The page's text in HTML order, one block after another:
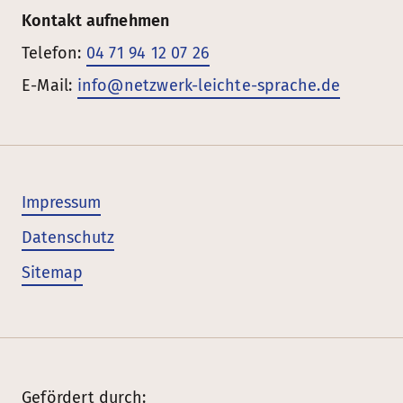
Kontakt aufnehmen
Telefon: 04 71 94 12 07 26
E-Mail: info@netzwerk-leichte-sprache.de
Impressum
Datenschutz
Sitemap
Gefördert durch: